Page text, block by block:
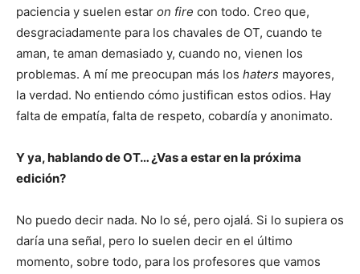
paciencia y suelen estar on fire con todo. Creo que,
desgraciadamente para los chavales de OT, cuando te
aman, te aman demasiado y, cuando no, vienen los
problemas. A mí me preocupan más los haters mayores,
la verdad. No entiendo cómo justifican estos odios. Hay
falta de empatía, falta de respeto, cobardía y anonimato.
Y ya, hablando de OT… ¿Vas a estar en la próxima
edición?
No puedo decir nada. No lo sé, pero ojalá. Si lo supiera os
daría una señal, pero lo suelen decir en el último
momento, sobre todo, para los profesores que vamos